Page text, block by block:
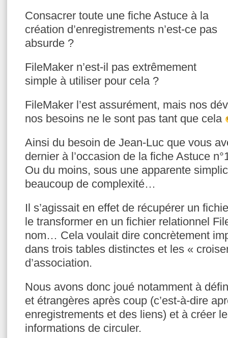
Consacrer toute une fiche Astuce à la
création d’enregistrements n’est-ce pas
absurde ?
FileMaker n’est-il pas extrêmement
simple à utiliser pour cela ?
FileMaker l’est assurément, mais nos
nos besoins ne le sont pas tant que cela
Ainsi du besoin de Jean-Luc que vous
dernier à l’occasion de la fiche Astuce
Ou du moins, sous une apparente
beaucoup de complexité…
Il s’agissait en effet de récupérer un
le transformer en un fichier relationnel
nom… Cela voulait dire concrètement
dans trois tables distinctes et les «
d’association.
Nous avons donc joué notamment à
et étrangères après coup (c’est-à-dire
enregistrements et des liens) et à créer
informations de circuler.